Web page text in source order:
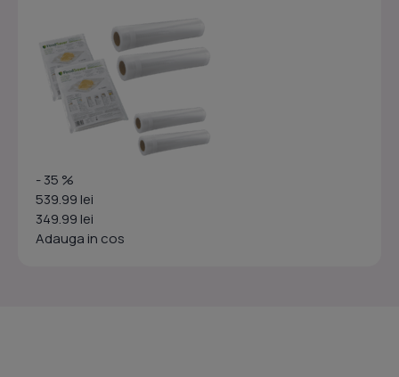
- 35 %
539.99 lei
349.99 lei
Adauga in cos